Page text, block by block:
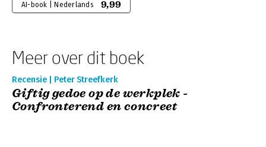
AI-book | Nederlands 9,99
Meer over dit boek
Recensie | Peter Streefkerk
Giftig gedoe op de werkplek -
Confronterend en concreet